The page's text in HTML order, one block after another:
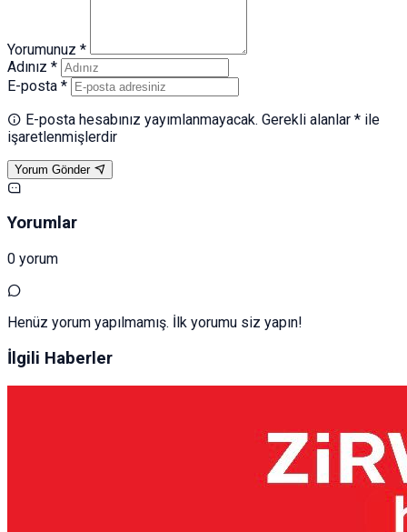
Yorumunuz *
Adınız *
E-posta *
E-posta hesabınız yayımlanmayacak. Gerekli alanlar * ile
işaretlenmişlerdir
Yorum Gönder
Yorumlar
0 yorum
Henüz yorum yapılmamış. İlk yorumu siz yapın!
İlgili Haberler